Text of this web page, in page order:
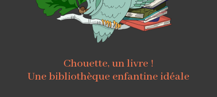
Chouette, un livre !
Une bibliothèque enfantine idéale